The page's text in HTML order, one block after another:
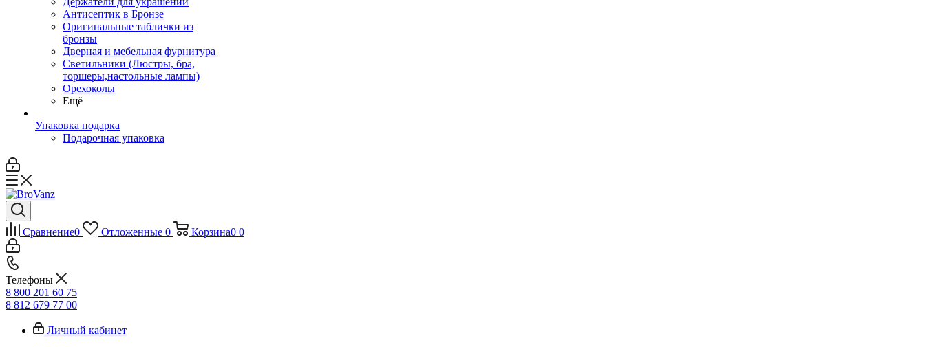
Антисептик в Бронзе
Оригинальные таблички из
бронзы
Дверная и мебельная фурнитура
Светильники (Люстры, бра,
торшеры,настольные лампы)
Орехоколы
Ещё
Упаковка подарка
Подарочная упаковка
Сравнение0 Отложенные 0 Корзина0 0
Телефоны
8 800 201 60 75
8 812 679 77 00
Личный кабинет